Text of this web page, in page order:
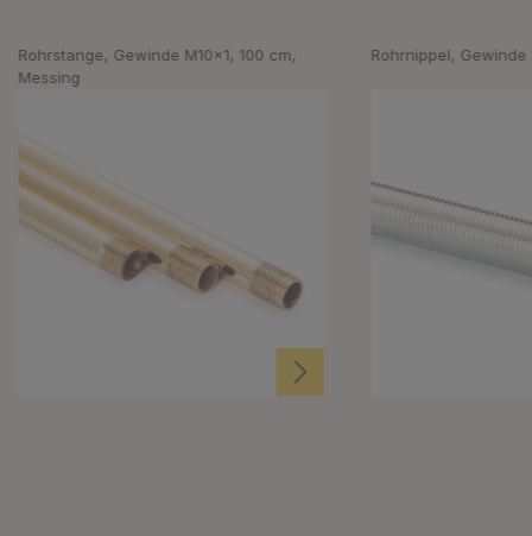
Rohrstange, Gewinde M10x1, 100 cm,
Messing
Rohrnippel, Gewinde